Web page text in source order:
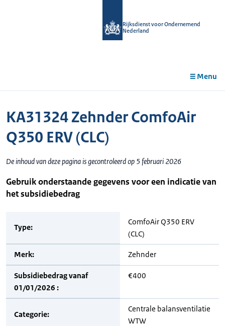
Rijksdienst voor Ondernemend
Nederland
Menu
KA31324 Zehnder ComfoAir
Q350 ERV (CLC)
De inhoud van deze pagina is gecontroleerd op 5 februari 2026
Gebruik onderstaande gegevens voor een indicatie van
het subsidiebedrag
Type:
ComfoAir Q350 ERV
(CLC)
Merk: Zehnder
Subsidiebedrag vanaf
01/01/2026 :
€400
Categorie:
Centrale balansventilatie
WTW